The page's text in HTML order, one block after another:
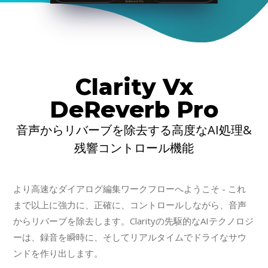
Clarity Vx
DeReverb Pro
音声からリバーブを除去する高度なAI処理&
残響コントロール機能
より高速なダイアログ編集ワークフローへようこそ - これ
まで以上に強力に、正確に、コントロールしながら、音声
からリバーブを除去します。Clarityの先駆的なAIテクノロジ
ーは、録音を瞬時に、そしてリアルタイムでドライなサウ
ンドを作り出します。